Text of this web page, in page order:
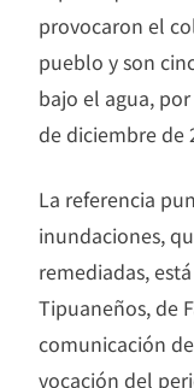
provocaron el
pueblo y son
bajo el agua,
de diciembre de
La referencia
inundaciones,
remediadas,
Tipuaneños, de
comunicación
vocación del